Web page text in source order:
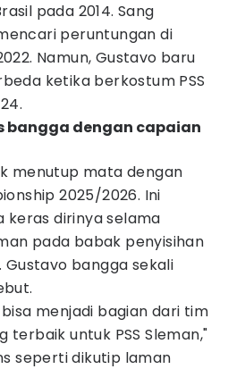
pada 2014. Sang
peruntungan di
Namun, Gustavo baru
ketika berkostum PSS
bangga dengan capaian
menutup mata dengan
2025/2026. Ini
keras dirinya selama
pada babak penyisihan
bangga sekali
menjadi bagian dari tim
untuk PSS Sleman,"
seperti dikutip laman